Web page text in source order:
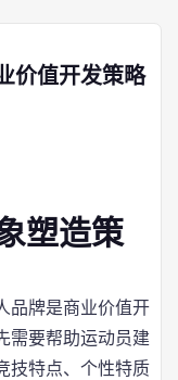
价值开发策略
塑造策
品牌是商业价值开
需要帮助运动员建
技特点、个性特质